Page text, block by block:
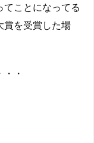
ことになってる
賞を受賞した場
・